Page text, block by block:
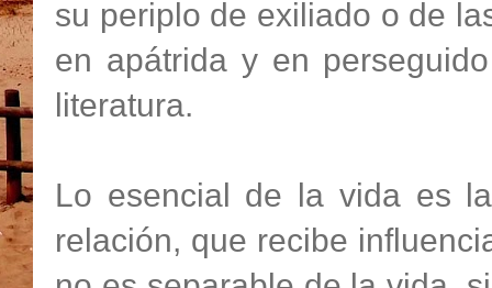
su periplo de exiliado o de
en apátrida y en
literatura.
Lo esencial de la vida es
relación, que recibe